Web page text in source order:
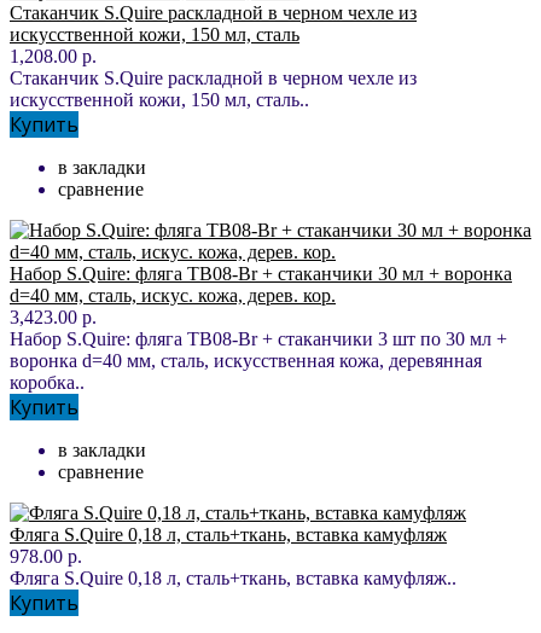
Стаканчик S.Quire раскладной в черном чехле из
искусственной кожи, 150 мл, сталь
1,208.00 р.
Стаканчик S.Quire раскладной в черном чехле из
искусственной кожи, 150 мл, сталь..
Купить
в закладки
сравнение
Набор S.Quire: фляга TB08-Br + стаканчики 30 мл + воронка
d=40 мм, сталь, искус. кожа, дерев. кор.
3,423.00 р.
Набор S.Quire: фляга TB08-Br + стаканчики 3 шт по 30 мл +
воронка d=40 мм, сталь, искусственная кожа, деревянная
коробка..
Купить
в закладки
сравнение
Фляга S.Quire 0,18 л, сталь+ткань, вставка камуфляж
978.00 р.
Фляга S.Quire 0,18 л, сталь+ткань, вставка камуфляж..
Купить